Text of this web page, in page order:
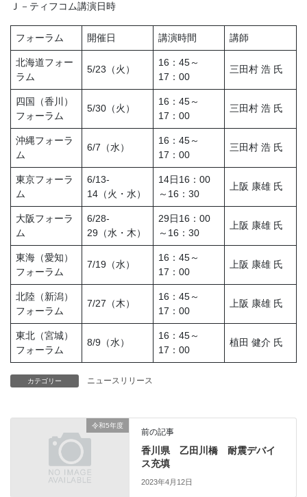
Ｊ－ティフコム講演日時
フォーラム 開催日 講演時間 講師
北海道フォー
ラム
5/23（火）
16：45～
17：00
三田村 浩 氏
四国（香川）
フォーラム
5/30（火）
16：45～
17：00
三田村 浩 氏
沖縄フォーラ
ム
6/7（水）
16：45～
17：00
三田村 浩 氏
東京フォーラ
ム
6/13-
14（火・水）
14日16：00
～16：30
上阪 康雄 氏
大阪フォーラ
ム
6/28-
29（水・木）
29日16：00
～16：30
上阪 康雄 氏
東海（愛知）
フォーラム
7/19（水）
16：45～
17：00
上阪 康雄 氏
北陸（新潟）
フォーラム
7/27（木）
16：45～
17：00
上阪 康雄 氏
東北（宮城）
フォーラム
8/9（水）
16：45～
17：00
植田 健介 氏
カテゴリー ニュースリリース
令和5年度
前の記事
香川県 乙田川橋 耐震デバイ
ス充填
2023年4月12日